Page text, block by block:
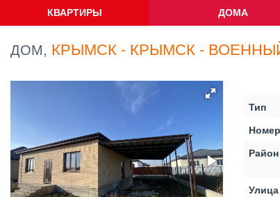
КВАРТИРЫ ДОМА
ДОМ, КРЫМСК - КРЫМСК -
Тип
Район
Улица